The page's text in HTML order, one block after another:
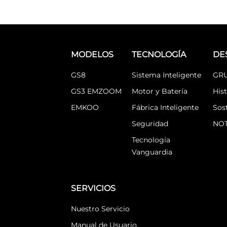
MODELOS
GS8
GS3 EMZOOM
EMKOO
TECNOLOGÍA
Sistema Inteligente
Motor y Batería
Fábrica Inteligente
Seguridad
Tecnología
Vanguardia
SERVICIOS
Nuestro Servicio
Manual de Usuario